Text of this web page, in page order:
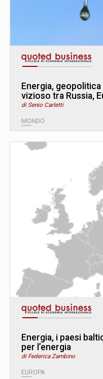
Energia,
vizioso tra Russia,
di Senio Carletti
MONDO
Energia, i paesi
per l’energia
di Federica Zambino
EUROPA